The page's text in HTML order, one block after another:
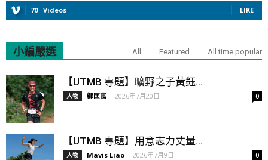
70 Videos LIKE
小編嚴選 All Featured All time popular
【UTMB 專題】曠野之子黃鈺...
人物 鄭匡寓 - 2026年7月20日 0
【UTMB 專題】用意志力丈量...
人物 Mavis Liao - 2026年7月9日 0